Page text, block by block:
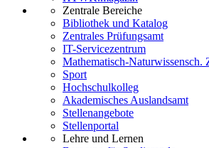
Zentrale Bereiche
Bibliothek und Katalog
Zentrales Prüfungsamt
IT-Servicezentrum
Mathematisch-Naturwissensch.
Sport
Hochschulkolleg
Akademisches Auslandsamt
Stellenangebote
Stellenportal
Lehre und Lernen